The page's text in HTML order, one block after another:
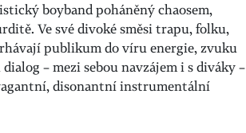
boyband poháněný chaosem,
Ve své divoké směsi trapu, folku,
publikum do víru energie, zvuku
– mezi sebou navzájem i s diváky –
disonantní instrumentální